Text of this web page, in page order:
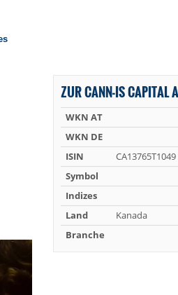
ZUR CANN-IS CAPITAL
WKN AT
WKN DE
ISIN
CA13765T1049
Symbol
Indizes
Land
Kanada
Branche